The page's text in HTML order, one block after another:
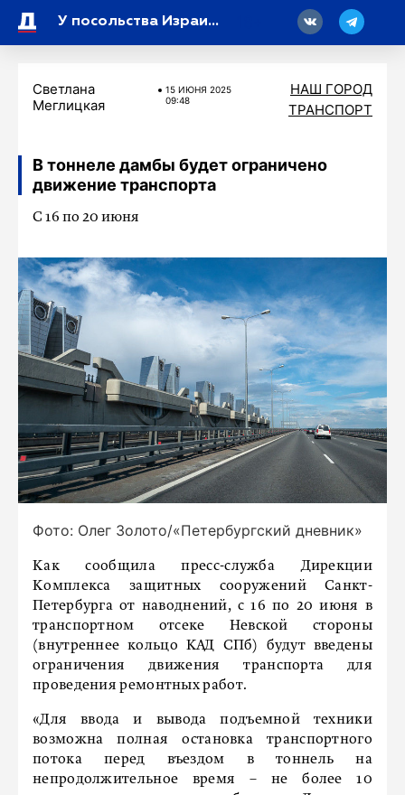
У посольства Израиля в Петербурге дежурят отряды полиции
Светлана
Меглицкая
15 ИЮНЯ 2025
09:48
НАШ ГОРОД
ТРАНСПОРТ
В тоннеле дамбы будет ограничено
движение транспорта
С 16 по 20 июня
Фото: Олег Золото/«Петербургский дневник»
Как сообщила пресс-служба Дирекции
Комплекса защитных сооружений Санкт-
Петербурга от наводнений, с 16 по 20 июня в
транспортном отсеке Невской стороны
(внутреннее кольцо КАД СПб) будут введены
ограничения движения транспорта для
проведения ремонтных работ.
«Для ввода и вывода подъемной техники
возможна полная остановка транспортного
потока перед въездом в тоннель на
непродолжительное время – не более 10